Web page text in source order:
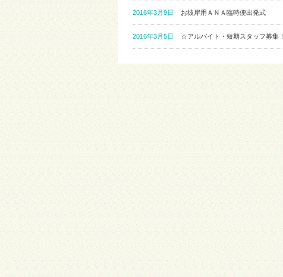
2016年3月9日 お彼岸用ＡＮＡ臨時便出発式
2016年3月5日 ☆アルバイト・短期スタッフ募集！